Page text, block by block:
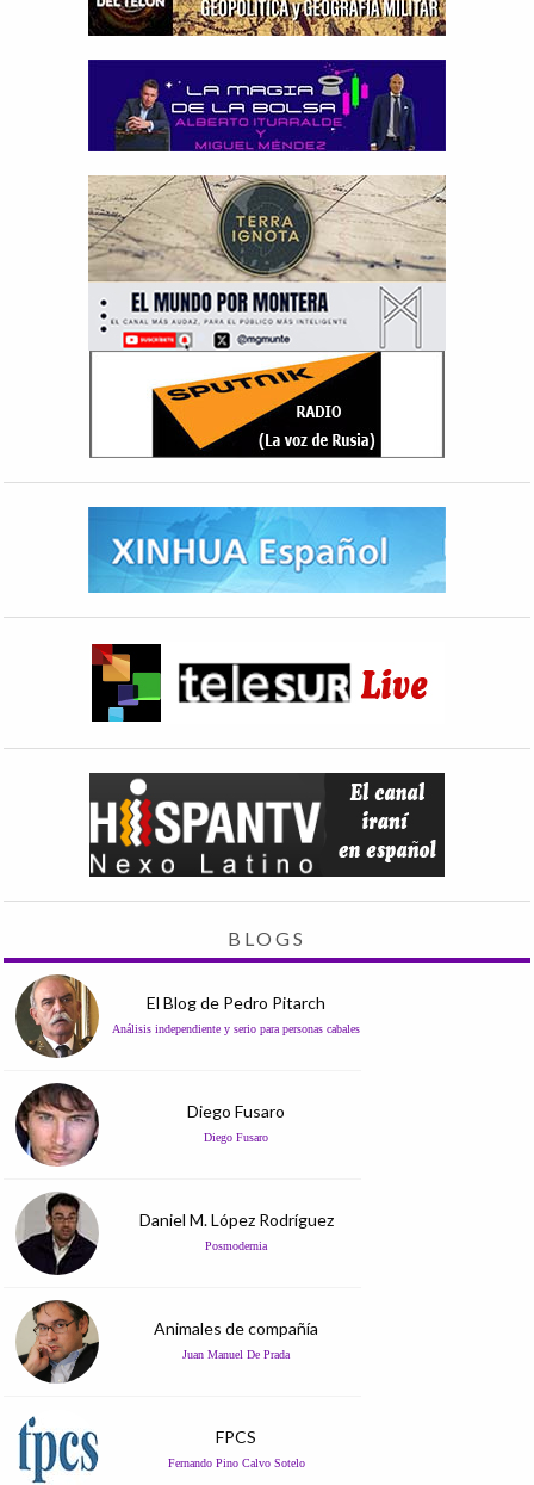
BLOGS
El Blog de Pedro Pitarch
Análisis independiente y serio para personas cabales
Diego Fusaro
Diego Fusaro
Daniel M. López Rodríguez
Posmodernia
Animales de compañía
Juan Manuel De Prada
FPCS
Fernando Pino Calvo Sotelo